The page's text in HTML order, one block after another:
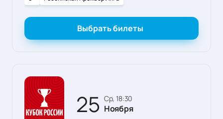
Выбрать билеты
25 ср, 18:30
Ноября